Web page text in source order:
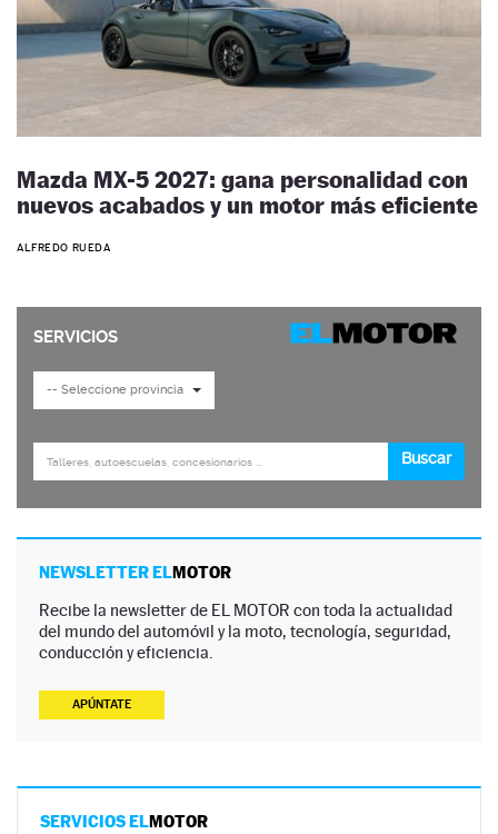
Mazda MX-5 2027: gana personalidad con
nuevos acabados y un motor más eficiente
ALFREDO RUEDA
NEWSLETTER ELMOTOR
Recibe la newsletter de EL MOTOR con toda la actualidad
del mundo del automóvil y la moto, tecnología, seguridad,
conducción y eficiencia.
APÚNTATE
SERVICIOS ELMOTOR